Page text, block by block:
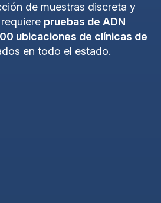
de muestras discreta y
pruebas de ADN
ubicaciones de clínicas de
en todo el estado.